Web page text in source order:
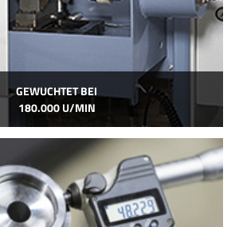
GEWUCHTET BEI
180.000 U/MIN